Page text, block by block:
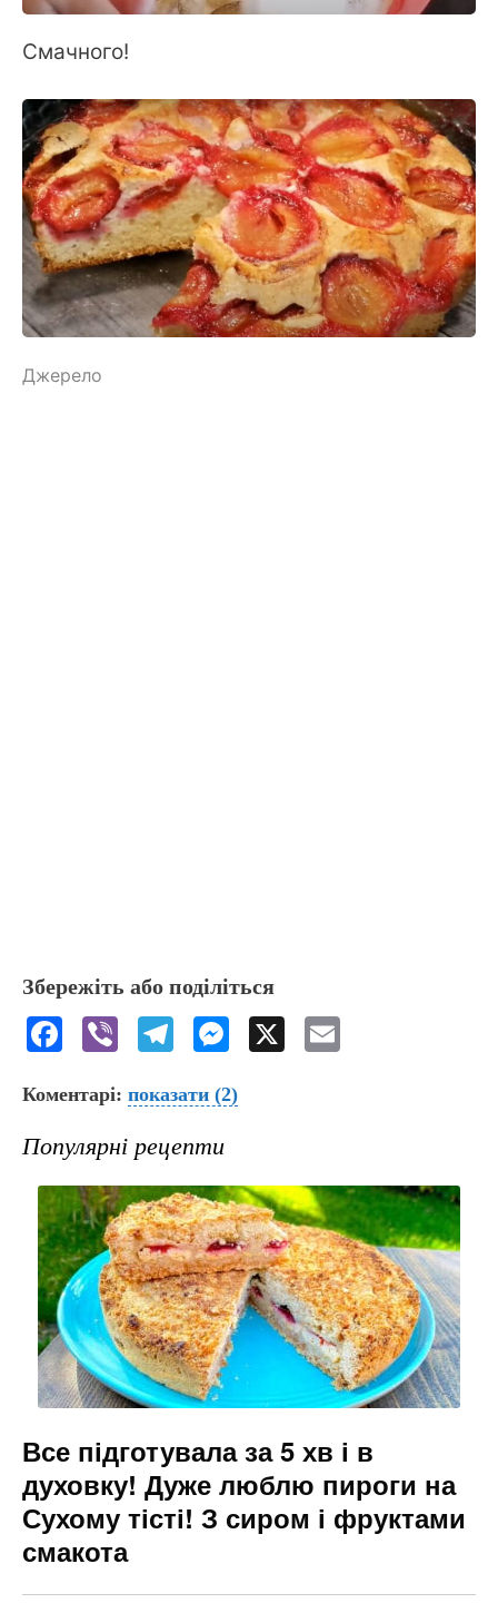
Смачного!
Джерело
Збережіть або поділіться
F
c
e
b
o
o
k
Vi
er
T
e
gr
a
m
M
s
e
n
g
er
X
Коментарі: показати (2)
Популярні рецепти
Все підготувала за 5 хв і в
духовку! Дуже люблю пироги на
Сухому тісті! З сиром і фруктами
смакота